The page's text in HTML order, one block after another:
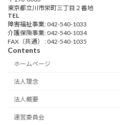
東京都立川市栄町三丁目２番地
TEL
障害福祉事業: 042-540-1033
介護保険事業: 042-540-1034
FAX（共通） : 042-540-1035
Contents
ホームページ
法人理念
法人概要
運営委員会